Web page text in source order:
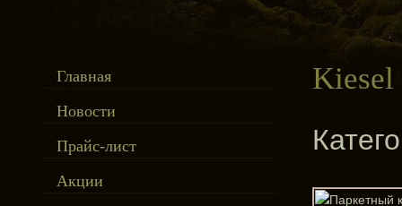
Главная
Новости
Прайс-лист
Акции
Kiesel